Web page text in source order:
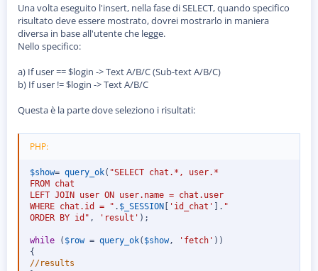
Una volta eseguito l'insert, nella fase di SELECT, quando specifico
risultato deve essere mostrato, dovrei mostrarlo in maniera
diversa in base all'utente che legge.
Nello specifico:
a) If user == $login -> Text A/B/C (Sub-text A/B/C)
b) If user != $login -> Text A/B/C
Questa è la parte dove seleziono i risultati:
PHP:
$show= query_ok( "SELECT chat.*, user.*
FROM chat
LEFT JOIN user ON user.name = chat.user
WHERE chat.id = " . $_SESSION 'id_chat' . "
ORDER BY id" , 'result' ) ;
while ( $row = query_ok( $show, 'fetch' ) )
{
//results